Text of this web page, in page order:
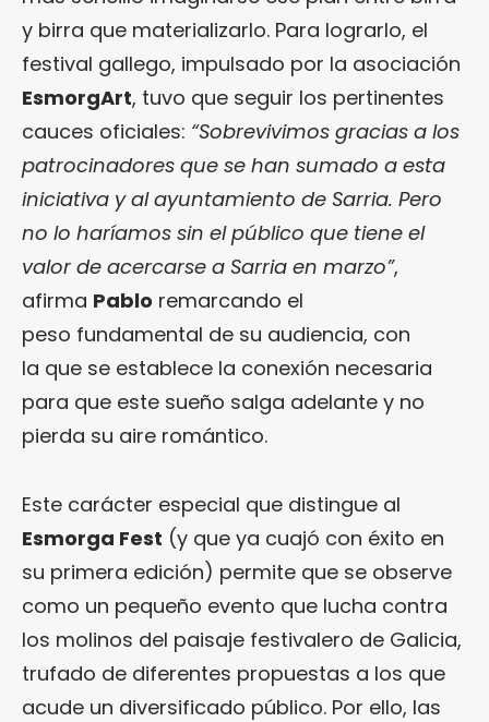
y birra que materializarlo. Para lograrlo, el
festival gallego, impulsado por la asociación
EsmorgArt, tuvo que seguir los pertinentes
cauces oficiales: “Sobrevivimos gracias a los
patrocinadores que se han sumado a esta
iniciativa y al ayuntamiento de Sarria. Pero
no lo haríamos sin el público que tiene el
valor de acercarse a Sarria en marzo”,
afirma Pablo remarcando el
peso fundamental de su audiencia, con
la que se establece la conexión necesaria
para que este sueño salga adelante y no
pierda su aire romántico.
Este carácter especial que distingue al
Esmorga Fest (y que ya cuajó con éxito en
su primera edición) permite que se observe
como un pequeño evento que lucha contra
los molinos del paisaje festivalero de Galicia,
trufado de diferentes propuestas a los que
acude un diversificado público. Por ello, las